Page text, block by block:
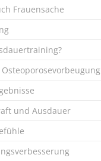
Frauensache
und Ausdauer